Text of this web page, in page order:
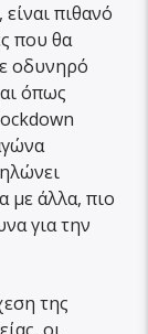
πιθανό
που θα
οδυνηρό
όπως
με άλλα, πιο
για την
της